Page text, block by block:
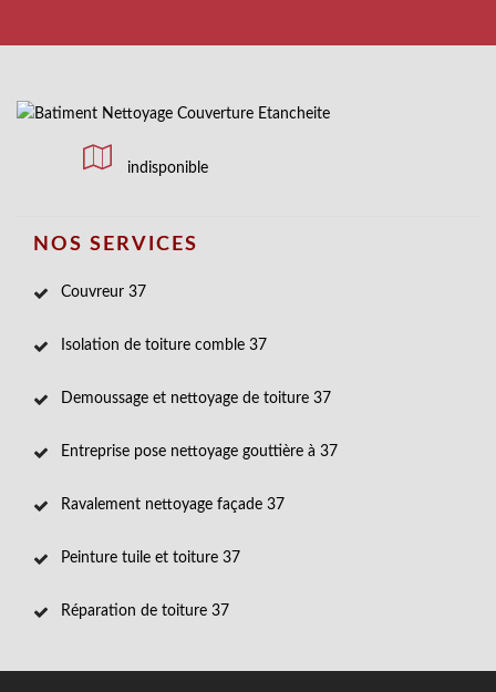
indisponible
NOS SERVICES
Couvreur 37
Isolation de toiture comble 37
Demoussage et nettoyage de toiture 37
Entreprise pose nettoyage gouttière à 37
Ravalement nettoyage façade 37
Peinture tuile et toiture 37
Réparation de toiture 37